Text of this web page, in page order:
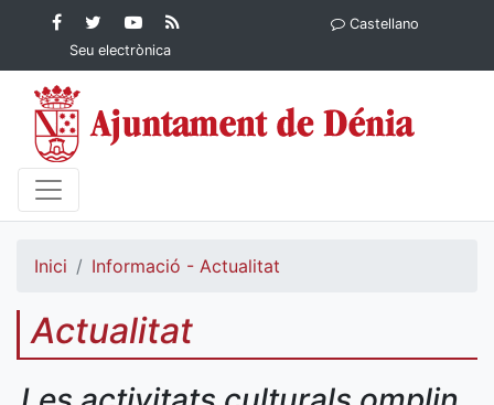
Contingut principalFacebook
Ajuntament de Dénia
Twitter
Ajuntament de
Dénia
YouTube
Ajuntament
de Dénia
Ajuntament
Seu electrònica
Castellano
Inici Informació - Actualitat
Actualitat